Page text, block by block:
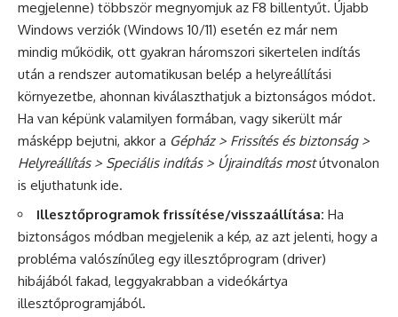
megjelenne) többször megnyomjuk az F8 billentyűt. Újabb
Windows verziók (Windows 10/11) esetén ez már nem
mindig működik, ott gyakran háromszori sikertelen indítás
után a rendszer automatikusan belép a helyreállítási
környezetbe, ahonnan kiválaszthatjuk a biztonságos módot.
Ha van képünk valamilyen formában, vagy sikerült már
másképp bejutni, akkor a Gépház > Frissítés és biztonság >
Helyreállítás > Speciális indítás > Újraindítás mostútvonalon
is eljuthatunk ide.
Illesztőprogramok frissítése/visszaállítása: Ha
biztonságos módban megjelenik a kép, az azt jelenti, hogy a
probléma valószínűleg egy illesztőprogram (driver)
hibájából fakad, leggyakrabban a videókártya
illesztőprogramjából.